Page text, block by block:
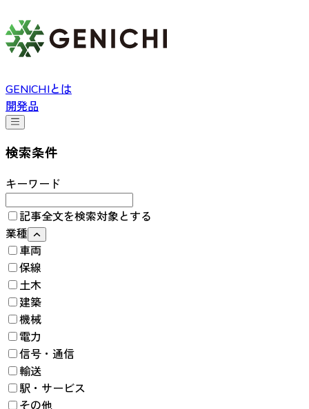
GENICHIとは
開発品
検索条件
キーワード
記事全文を検索対象とする
業種
車両
保線
土木
建築
機械
電力
信号・通信
輸送
駅・サービス